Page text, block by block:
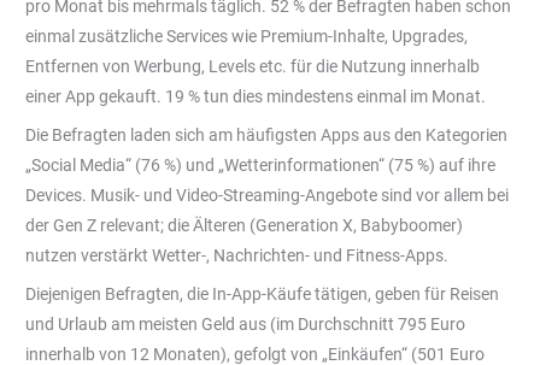
pro Monat bis mehrmals täglich. 52 % der Befragten haben schon
einmal zusätzliche Services wie Premium-Inhalte, Upgrades,
Entfernen von Werbung, Levels etc. für die Nut­zung innerhalb
einer App gekauft. 19 % tun dies mindestens einmal im Monat.
Die Befragten laden sich am häufigsten Apps aus den Kategorien
„Social Media“ (76 %) und „Wetterinformationen“ (75 %) auf ihre
Devices. Musik- und Video-Streaming-Angebote sind vor allem bei
der Gen Z relevant; die Älteren (Generation X, Babyboomer)
nutzen verstärkt Wetter-, Nachrichten- und Fitness-Apps.
Diejenigen Befragten, die In-App-Käufe tätigen, geben für Reisen
und Urlaub am meisten Geld aus (im Durchschnitt 795 Euro
innerhalb von 12 Monaten), gefolgt von „Einkäufen“ (501 Euro